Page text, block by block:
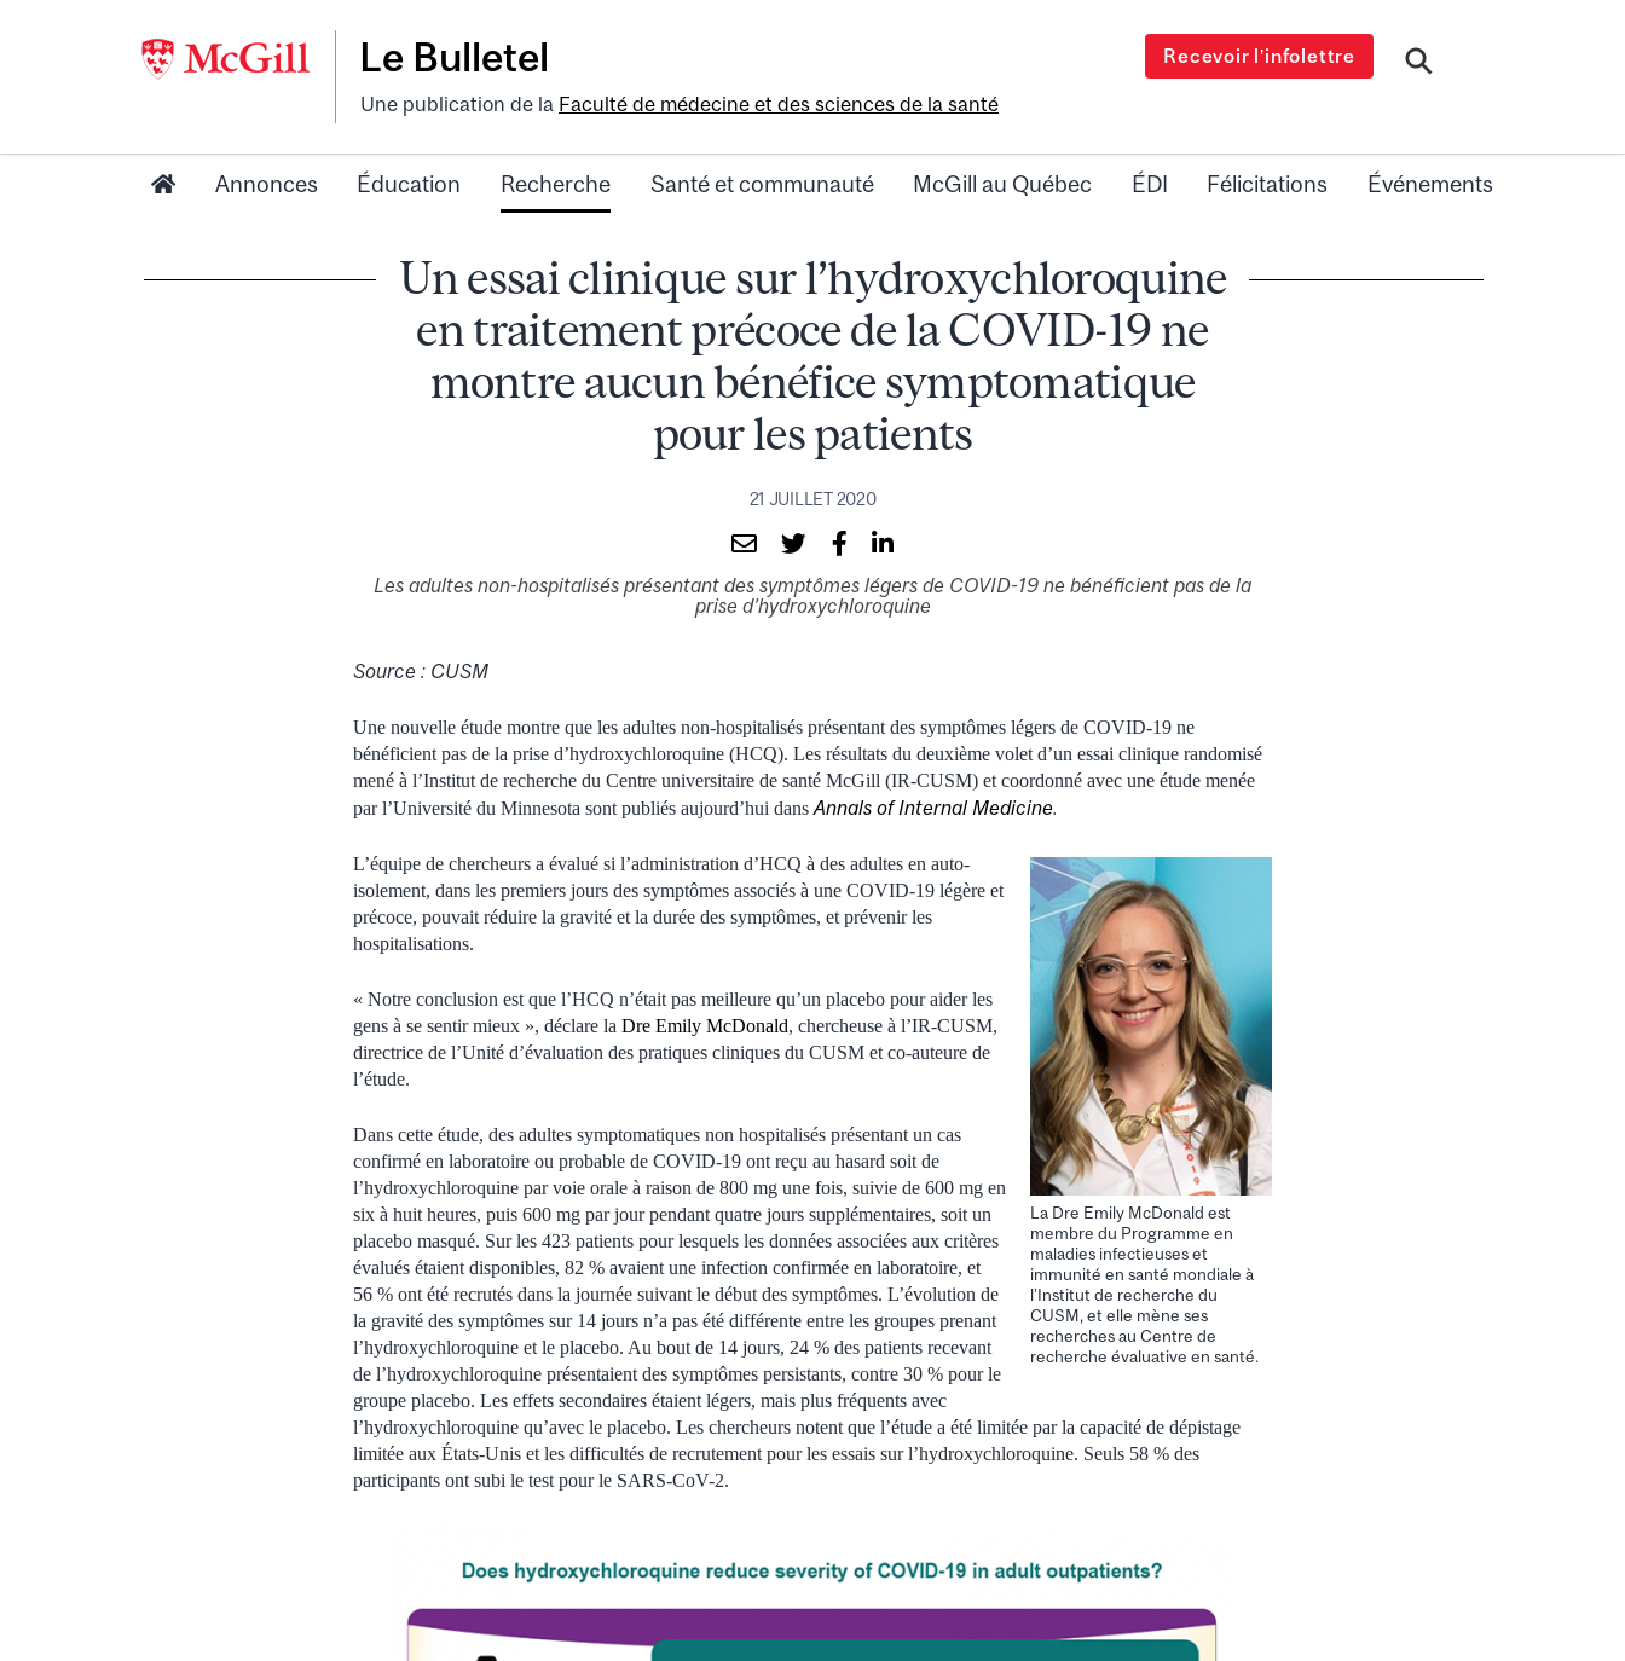
Le Bulletel
Une publication de la Faculté de médecine et des sciences de la santé
Recevoir l’infolettre
Annonces Éducation Recherche Santé et communauté McGill au Québec ÉDI Félicitations Événements
Un essai clinique sur l’hydroxychloroquine
en traitement précoce de la COVID-19 ne
montre aucun bénéfice symptomatique
pour les patients
21 JUILLET 2020
Les adultes non-hospitalisés présentant des symptômes légers de COVID-19 ne bénéficient pas de la
prise d’hydroxychloroquine
Source : CUSM
Une nouvelle étude montre que les adultes non-hospitalisés présentant des symptômes légers de COVID-19 ne
bénéficient pas de la prise d’hydroxychloroquine (HCQ). Les résultats du deuxième volet d’un essai clinique randomisé
mené à l’Institut de recherche du Centre universitaire de santé McGill (IR-CUSM) et coordonné avec une étude menée
par l’Université du Minnesota sont publiés aujourd’hui dans Annals of Internal Medicine.
La Dre Emily McDonald est
membre du Programme en
maladies infectieuses et
immunité en santé mondiale à
l’Institut de recherche du
CUSM, et elle mène ses
recherches au Centre de
recherche évaluative en santé.
L’équipe de chercheurs a évalué si l’administration d’HCQ à des adultes en auto-
isolement, dans les premiers jours des symptômes associés à une COVID-19 légère et
précoce, pouvait réduire la gravité et la durée des symptômes, et prévenir les
hospitalisations.
« Notre conclusion est que l’HCQ n’était pas meilleure qu’un placebo pour aider les
gens à se sentir mieux », déclare la Dre Emily McDonald, chercheuse à l’IR-CUSM,
directrice de l’Unité d’évaluation des pratiques cliniques du CUSM et co-auteure de
l’étude.
Dans cette étude, des adultes symptomatiques non hospitalisés présentant un cas
confirmé en laboratoire ou probable de COVID-19 ont reçu au hasard soit de
l’hydroxychloroquine par voie orale à raison de 800 mg une fois, suivie de 600 mg en
six à huit heures, puis 600 mg par jour pendant quatre jours supplémentaires, soit un
placebo masqué. Sur les 423 patients pour lesquels les données associées aux critères
évalués étaient disponibles, 82 % avaient une infection confirmée en laboratoire, et
56 % ont été recrutés dans la journée suivant le début des symptômes. L’évolution de
la gravité des symptômes sur 14 jours n’a pas été différente entre les groupes prenant
l’hydroxychloroquine et le placebo. Au bout de 14 jours, 24 % des patients recevant
de l’hydroxychloroquine présentaient des symptômes persistants, contre 30 % pour le
groupe placebo. Les effets secondaires étaient légers, mais plus fréquents avec
l’hydroxychloroquine qu’avec le placebo. Les chercheurs notent que l’étude a été limitée par la capacité de dépistage
limitée aux États-Unis et les difficultés de recrutement pour les essais sur l’hydroxychloroquine. Seuls 58 % des
participants ont subi le test pour le SARS-CoV-2.